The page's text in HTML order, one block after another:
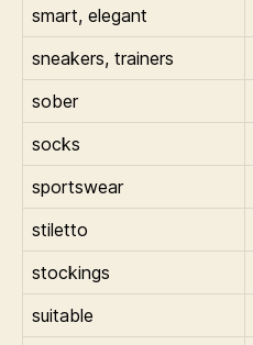
smart, elegant
sneakers, trainers
sober
socks
sportswear
stiletto
stockings
suitable